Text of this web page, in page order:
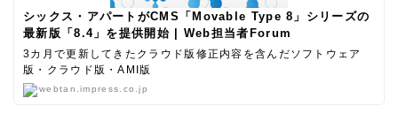
シックス・アパートがCMS「Movable Type 8」シリーズの
最新版「8.4」を提供開始 | Web担当者Forum
3カ月で更新してきたクラウド版修正内容を含んだソフトウェア
版・クラウド版・AMI版
webtan.impress.co.jp